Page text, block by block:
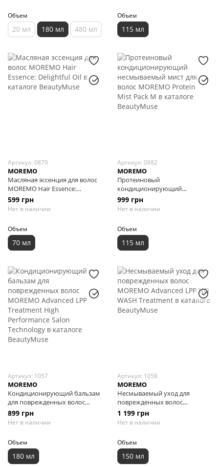
Объем
20 мл 180 мл 480 мл
Объем
115 мл
Артикул: 0879
MOREMO
Масляная эссенция для волос
MOREMO Hair Essence:
Delightful Oil, 70 мл
599 грн
Нет в наличии
Объем
70 мл
Артикул: 0882
MOREMO
Протеиновый
кондиционирующий
несмываемый мист для волос
MOREMO Protein Mist Pack M,
999 грн
Нет в наличии
Объем
115 мл
Артикул: 1057
MOREMO
Кондиционирующий бальзам
для поврежденных волос
MOREMO Advanced LPP
Treatment High Performance
899 грн
Нет в наличии
Объем
180 мл
Артикул: 1058
MOREMO
Несмываемый уход для
поврежденных волос
MOREMO Advanced LPP NO
WASH Treatment, 150 мл
1 199 грн
Нет в наличии
Объем
150 мл